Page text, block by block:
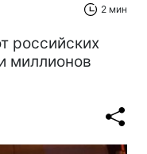
2 мин
российских
миллионов